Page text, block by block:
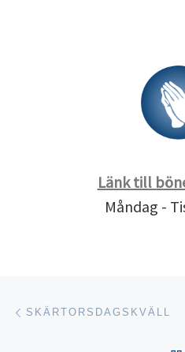
Länk till
Måndag -
Inläggsnavigering
SKÄRTORSDAGSKVÄLL